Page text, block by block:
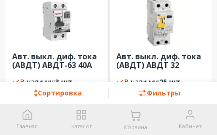
Сортировка Фильтры
Авт. выкл. диф. тока
(АВДТ) АВДТ-63 40А
C EKF PROxima
электр.
В наличии:
3 шт.
1 726.99₽
1 644.76
Авт. выкл. диф. тока
(АВДТ) АВДТ 32
Тип-А х-ка С 230В
1P+N IEK
В наличии:
25 шт.
1 746.66₽
1 658.75
Главная Каталог Корзина Кабинет